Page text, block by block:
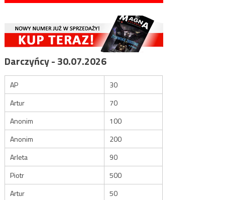
Darczyńcy - 30.07.2026
AP
30
Artur
70
Anonim
100
Anonim
200
Arleta
90
Piotr
500
Artur
50